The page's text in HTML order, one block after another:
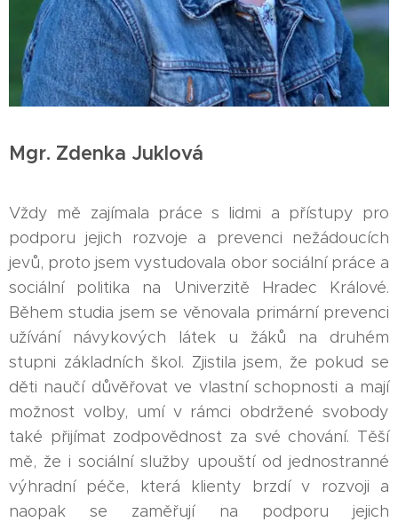
Mgr. Zdenka Juklová
Vždy mě zajímala práce s lidmi a přístupy pro
podporu jejich rozvoje a prevenci nežádoucích
jevů, proto jsem vystudovala obor sociální práce a
sociální politika na Univerzitě Hradec Králové.
Během studia jsem se věnovala primární prevenci
užívání návykových látek u žáků na druhém
stupni základních škol. Zjistila jsem, že pokud se
děti naučí důvěřovat ve vlastní schopnosti a mají
možnost volby, umí v rámci obdržené svobody
také přijímat zodpovědnost za své chování. Těší
mě, že i sociální služby upouští od jednostranné
výhradní péče, která klienty brzdí v rozvoji a
naopak se zaměřují na podporu jejich